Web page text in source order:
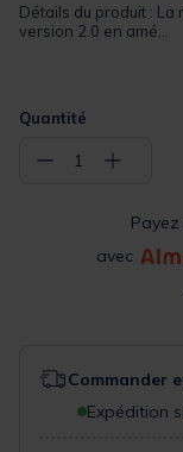
Détails du produit : La
version 2.0 en amé...
Quantité
− 1 +
Payez
avec
Commander
Expédition